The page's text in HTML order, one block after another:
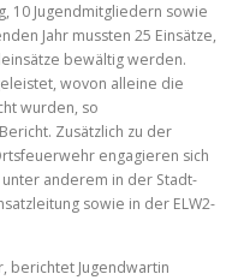
10 Jugendmitgliedern sowie
Jahr mussten 25 Einsätze,
bewältig werden.
wovon alleine die
wurden, so
Zusätzlich zu der
engagieren sich
anderem in der Stadt-
sowie in der ELW2-
berichtet Jugendwartin